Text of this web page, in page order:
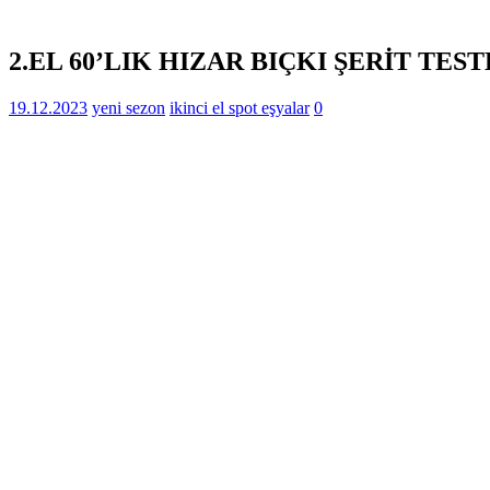
2.EL 60’LIK HIZAR BIÇKI ŞERİT
19.12.2023 yeni sezon ikinci el spot eşyalar 0